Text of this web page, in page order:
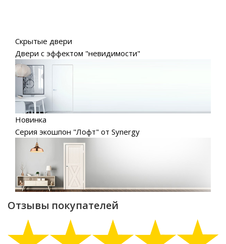
Скрытые двери
Двери с эффектом "невидимости"
Новинка
Серия экошпон "Лофт" от Synergy
Отзывы покупателей